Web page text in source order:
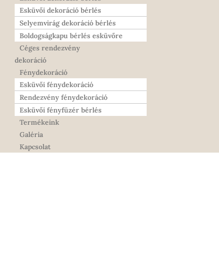
Esküvői dekoráció bérlés
Selyemvirág dekoráció bérlés
Boldogságkapu bérlés esküvőre
Céges rendezvény
dekoráció
Fénydekoráció
Esküvői fénydekoráció
Rendezvény fénydekoráció
Esküvői fényfüzér bérlés
Termékeink
Galéria
Kapcsolat